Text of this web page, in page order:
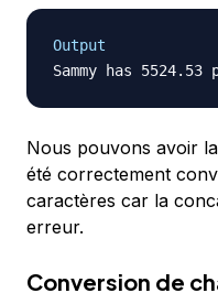
Output
Nous pouvons avoir
été correctement
caractères car la
erreur.
Conversion de